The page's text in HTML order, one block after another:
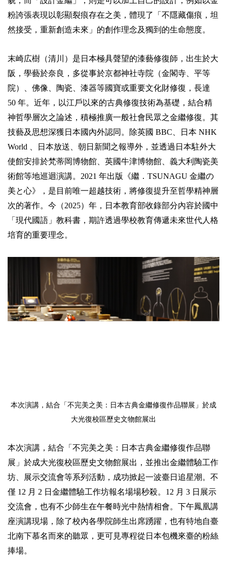
粉誇張表現以彰顯裂痕存在之美，體現了「不隱藏傷痕，坦
然接受，重新創造未來」的創作理念及獨到的生命態度。
末崎広樹（清川）是日本極具聲望的漆藝修復師，出生於大
阪，學藝於奈良，多從事於京都神社寺院（金閣寺、平等
院）、佛像、陶瓷、漆器等國寶或重要文化財修復，長達
50 年。近年，以江戶以來的古典修復技術為基礎，結合精
神哲學層次之論述，積極推廣一般社會民眾之金繼修復。其
技藝及思想深獲日本國內外認同。除英國 BBC、日本 NHK
World 、日本放送、朝日新聞之報導外，並透過日本駐外大
使館安排於梵蒂岡博物館、英國牛津博物館、義大利陶瓷美
術館等地巡迴演講。2021 年出版《繼．TSUNAGU 金繼の
美と心》，是目前唯一超越技術，將修復提升至哲學精神層
次的著作。今（2025）年，日本教育部收錄部分內容於國中
「現代國語」教科書，期許透過學校教育傳遞未來世代人格
培育的重要理念。
本次演講，結合「不完美之美：日本古典金繼修復作品聯展」於成
大光復校區歷史文物館展出
本次演講，結合「不完美之美：日本古典金繼修復作品聯
展」於成大光復校區歷史文物館展出，並推出金繼體驗工作
坊、展示交流會等系列活動，成功掀起一波臺日追星潮。不
僅 12 月 2 日金繼體驗工作坊報名場場秒殺。12 月 3 日展示
交流會，也有不少師生在午餐時光中熱情相會。下午鳳凰講
座演講現場，除了校內各學院師生出席踴躍，也有特地自臺
北南下慕名而來的聽眾，更可見專程從日本包機來臺的粉絲
捧場。